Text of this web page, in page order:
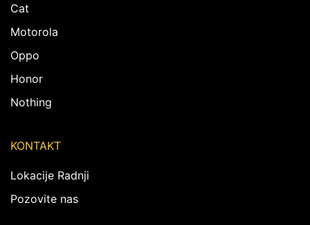
Cat
Motorola
Oppo
Honor
Nothing
KONTAKT
Lokacije Radnji
Pozovite nas